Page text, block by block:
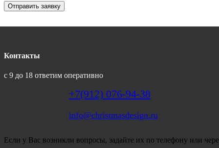
Отправить заявку
Контакты
с 9 до 18 ответим оперативно
+7(912) 076-94-38
info@christmasdesign.ru
Если у Вас возникли вопросы, задайте их по телефону или